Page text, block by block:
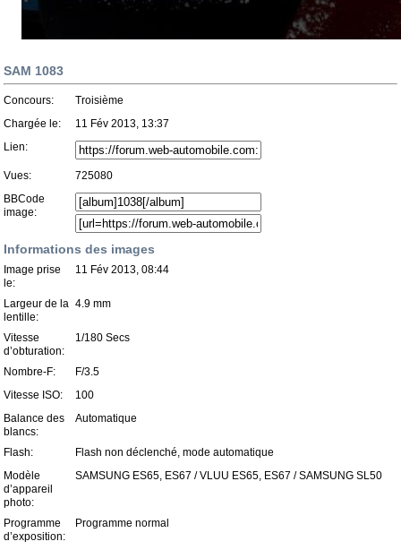
SAM 1083
Concours:
Troisième
Chargée le:
11 Fév 2013, 13:37
Lien:
Vues:
725080
BBCode
image:
Informations des images
Image prise
le:
11 Fév 2013, 08:44
Largeur de la
lentille:
4.9 mm
Vitesse
d’obturation:
1/180 Secs
Nombre-F:
F/3.5
Vitesse ISO:
100
Balance des
blancs:
Automatique
Flash:
Flash non déclenché, mode automatique
Modèle
d’appareil
photo:
SAMSUNG ES65, ES67 / VLUU ES65, ES67 / SAMSUNG SL50
Programme
d’exposition:
Programme normal